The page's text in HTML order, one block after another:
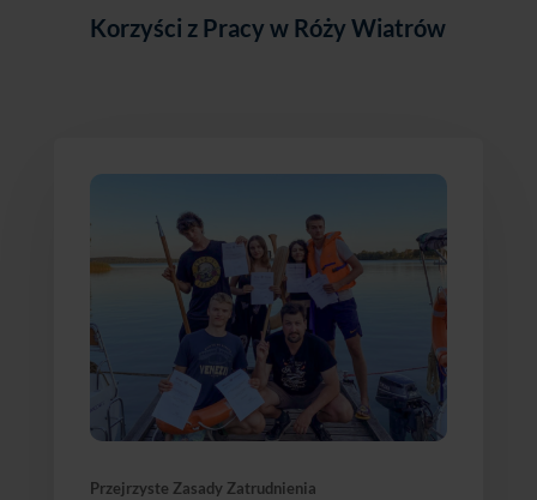
Korzyści z Pracy w Róży Wiatrów
Przejrzyste Zasady Zatrudnienia